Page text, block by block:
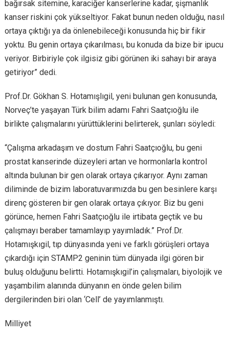
bağırsak sitemine, karaciğer kanserlerine kadar, şişmanlık
kanser riskini çok yükseltiyor. Fakat bunun neden olduğu, nasıl
ortaya çıktığı ya da önlenebileceği konusunda hiç bir fikir
yoktu. Bu genin ortaya çıkarılması, bu konuda da bize bir ipucu
veriyor. Birbiriyle çok ilgisiz gibi görünen iki sahayı bir araya
getiriyor” dedi.
Prof.Dr. Gökhan S. Hotamışlıgil, yeni bulunan gen konusunda,
Norveç’te yaşayan Türk bilim adamı Fahri Saatçıoğlu ile
birlikte çalışmalarını yürüttüklerini belirterek, şunları söyledi:
“Çalışma arkadaşım ve dostum Fahri Saatçıoğlu, bu geni
prostat kanserinde düzeyleri artan ve hormonlarla kontrol
altında bulunan bir gen olarak ortaya çıkarıyor. Aynı zaman
diliminde de bizim laboratuvarımızda bu gen besinlere karşı
direnç gösteren bir gen olarak ortaya çıkıyor. Biz bu geni
görünce, hemen Fahri Saatçıoğlu ile irtibata geçtik ve bu
çalışmayı beraber tamamlayıp yayımladık.” Prof.Dr.
Hotamışkıgil, tıp dünyasında yeni ve farklı görüşleri ortaya
çıkardığı için STAMP2 geninin tüm dünyada ilgi gören bir
buluş olduğunu belirtti. Hotamışkıgil’in çalışmaları, biyolojik ve
yaşambilim alanında dünyanın en önde gelen bilim
dergilerinden biri olan ‘Cell’ de yayımlanmıştı.
Milliyet